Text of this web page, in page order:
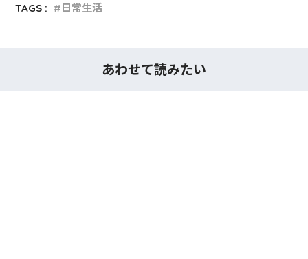
TAGS :
日常生活
あわせて読みたい